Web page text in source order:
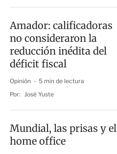
Amador: calificadoras
no consideraron la
reducción inédita del
déficit fiscal
Opinión
5 min de lectura
Por: José Yuste
Mundial, las prisas y el
home office